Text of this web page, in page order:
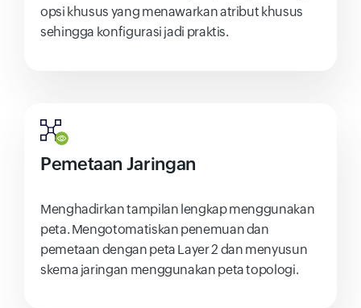
opsi khusus yang menawarkan atribut khusus
sehingga konfigurasi jadi praktis.
Pemetaan Jaringan
Menghadirkan tampilan lengkap menggunakan
peta. Mengotomatiskan penemuan dan
pemetaan dengan peta Layer 2 dan menyusun
skema jaringan menggunakan peta topologi.